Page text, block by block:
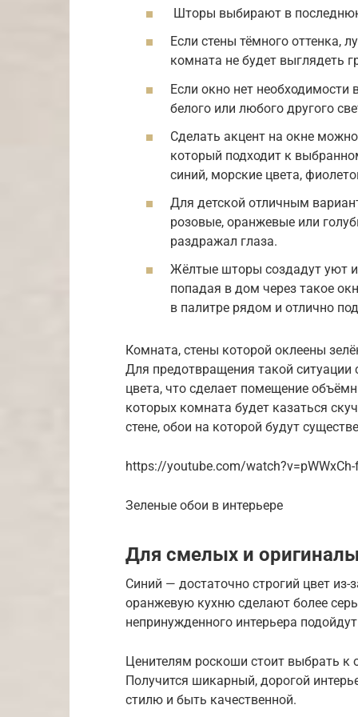
Шторы выбирают в
Если стены тёмного оттенка,
комната не будет выглядеть
Если окно нет необходимости
белого или любого другого
Сделать акцент на окне
который подходит к
синий, морские цвета,
Для детской отличным
розовые, оранжевые или
раздражал глаза.
Жёлтые шторы создадут уют
попадая в дом через такое
в палитре рядом и отлично
Комната, стены которой оклеены
Для предотвращения такой ситуации
цвета, что сделает помещение
которых комната будет казаться
стене, обои на которой будут
https://youtube.com/
Зеленые обои в интерьере
Для смелых и
Синий — достаточно строгий цвет из-
оранжевую кухню сделают более
непринужденного интерьера
Ценителям роскоши стоит выбрать к
Получится шикарный, дорогой
стилю и быть качественной.